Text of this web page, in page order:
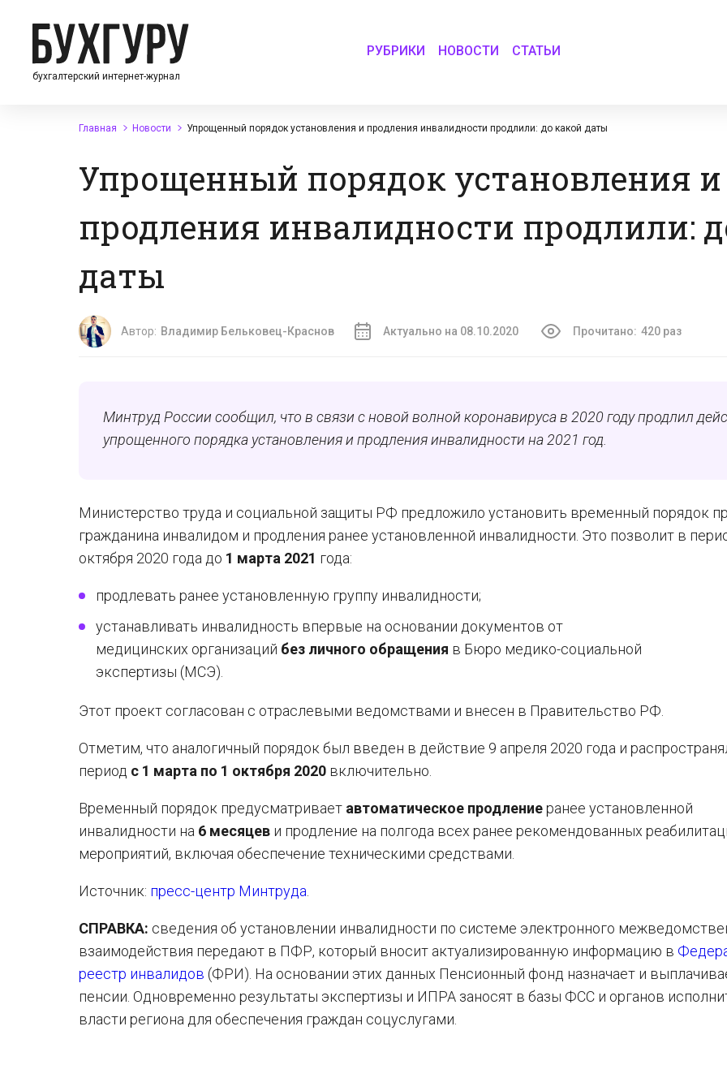
бухгалтерский интернет-журнал
РУБРИКИ НОВОСТИ СТАТЬИ
Главная Новости Упрощенный порядок установления и продления инвалидности продлили: до какой даты
Упрощенный порядок установления и
продления инвалидности продлили:
даты
Автор: Владимир Бельковец-Краснов Актуально на 08.10.2020 Прочитано: 420 раз
Минтруд России сообщил, что в связи с новой волной коронавируса в 2020 году продлил
упрощенного порядка установления и продления инвалидности на 2021 год.
Министерство труда и социальной защиты РФ предложило установить временный порядок
гражданина инвалидом и продления ранее установленной инвалидности. Это позволит в
октября 2020 года до 1 марта 2021 года:
продлевать ранее установленную группу инвалидности;
устанавливать инвалидность впервые на основании документов от
медицинских организаций без личного обращения в Бюро медико-социальной
экспертизы (МСЭ).
Этот проект согласован с отраслевыми ведомствами и внесен в Правительство РФ.
Отметим, что аналогичный порядок был введен в действие 9 апреля 2020 года и
период с 1 марта по 1 октября 2020 включительно.
Временный порядок предусматривает автоматическое продлениеранее установленной
инвалидности на 6 месяцев и продление на полгода всех ранее рекомендованных
мероприятий, включая обеспечение техническими средствами.
Источник: пресс-центр Минтруда
СПРАВКА: сведения об установлении инвалидности по системе электронного
взаимодействия передают в ПФР, который вносит актуализированную информацию в
реестр инвалидов (ФРИ). На основании этих данных Пенсионный фонд назначает и
пенсии. Одновременно результаты экспертизы и ИПРА заносят в базы ФСС и органов
власти региона для обеспечения граждан соцуслугами.